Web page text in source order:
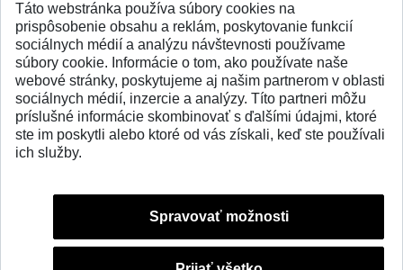
SPÄŤ NA VRCH
Táto webstránka používa súbory cookies na
prispôsobenie obsahu a reklám, poskytovanie funkcií
sociálnych médií a analýzu návštevnosti používame
súbory cookie. Informácie o tom, ako používate naše
webové stránky, poskytujeme aj našim partnerom v oblasti
sociálnych médií, inzercie a analýzy. Títo partneri môžu
príslušné informácie skombinovať s ďalšími údajmi, ktoré
ste im poskytli alebo ktoré od vás získali, keď ste používali
ich služby.
Spravovať možnosti